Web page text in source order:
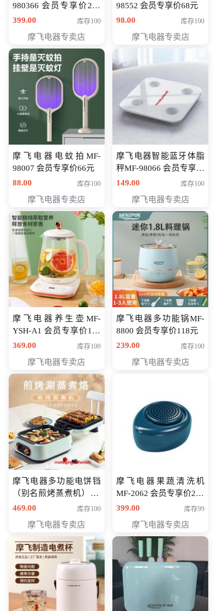
980366 会员专享价299
元
399.00 库存100
摩飞电器专卖店
98552 会员专享价68元
98.00
库存100
摩飞电器专卖店
摩飞电器电蚊拍MF-
98007 会员专享价66元
88.00
库存100
摩飞电器专卖店
摩飞电器智能蓝牙体脂
秤MF-98066 会员专享价
98元
149.00 库存100
摩飞电器专卖店
摩飞电器养生壶MF-
YSH-A1 会员专享价198
元
369.00 库存100
摩飞电器专卖店
摩飞电器多功能锅MF-
8800 会员专享价118元
239.00
库存100
摩飞电器专卖店
摩飞电器多功能电饼铛
（别名煎烤蒸煮机） 型
号MF-8888B 会员专享
469.00 库存100
摩飞电器专卖店
摩飞电器果蔬清洗机
MF-2062 会员专享价268
元
399.00 库存99
摩飞电器专卖店